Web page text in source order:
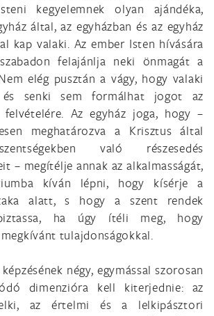
kegyelem­nek olyan ajándéka,
által, az egyházban és az egyház
kap valaki. Az ember Isten hívására
felajánlja neki önmagát a
elég pusztán a vágy, hogy valaki
és senki sem formálhat jogot az
felvételére. Az egyház joga, hogy –
meghatá­rozva a Krisztus által
való részesedés
– megítél­je annak az alkalmasságát,
kíván lépni, hogy kísérje a
alatt, s hogy a szent rendek
ha úgy ítéli meg, hogy
tulajdonságokkal.
négy, egymással szorosan
dimenzióra kell kiterjednie: az
az értelmi és a lelkipásztori